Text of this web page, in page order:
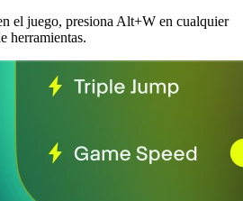
el juego, presiona Alt+W en cualquier
herramientas.